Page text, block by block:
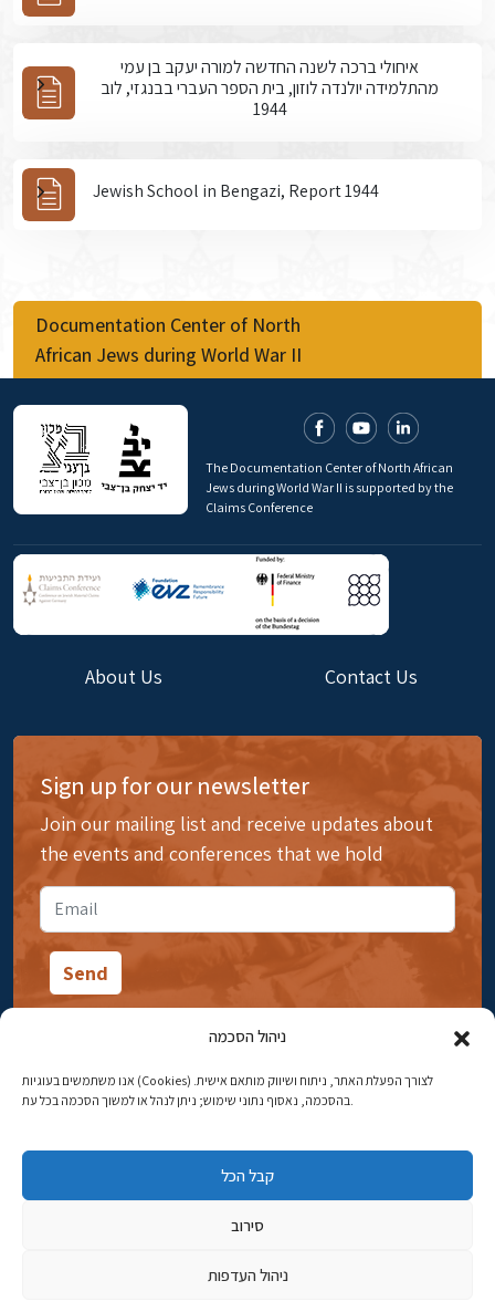
ניהול הסכמה
אנו משתמשים בעוגיות (Cookies) לצורך הפעלת האתר, ניתוח ושיווק מותאם אישית.
בהסכמה, נאסוף נתוני שימוש; ניתן לנהל או למשוך הסכמה בכל עת.
קבל הכל
סירוב
ניהול העדפות
איחולי ברכה לשנה החדשה למורה יעקב בן עמי
מהתלמידה יולנדה לוזון, בית הספר העברי בבנגזי, לוב
1944
Jewish School in Bengazi, Report 1944
Documentation Center of North
African Jews during World War II
The Documentation Center of North African
Jews during World War II is supported by the
Claims Conference
About Us Contact Us
Sign up for our newsletter
Join our mailing list and receive updates about
the events and conferences that we hold
14 Ibn Gabirol Street, Rehavia, Jerusalem
najww2@ybz.org.il